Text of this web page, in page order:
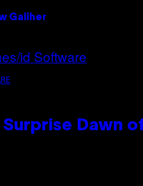
Galiher
Dawn